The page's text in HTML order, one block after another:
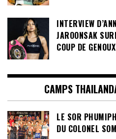
INTERVIEW
JAROONSAK
CAMPS
LE SOR